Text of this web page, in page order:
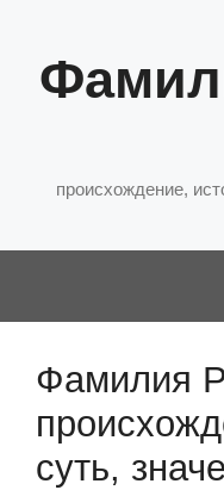
содержимому
происхождение,
Фамилия
суть,